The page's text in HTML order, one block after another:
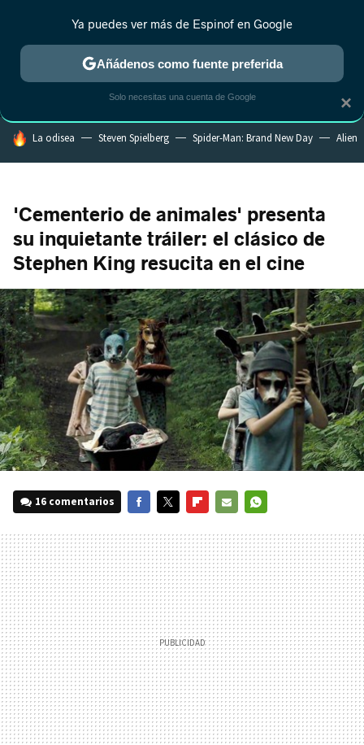
MENÚ NUEVO
ESTRENOS REALITY ANIME RANKINGS CINE
HOY SE HABLA DE
La odisea Steven Spielberg Spider-Man: Brand New Day Alien
'Cementerio de animales' presenta
su inquietante tráiler: el clásico de
Stephen King resucita en el cine
16 comentarios
MAIL
×
Ya puedes ver más de Espinof en Google
Añádenos como fuente preferida
Solo necesitas una cuenta de Google